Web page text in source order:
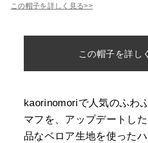
この帽子を詳しく見る>>
この帽子を詳し
kaorinomoriで人気のふわ
マフを、アップデートし
品なベロア生地を使った